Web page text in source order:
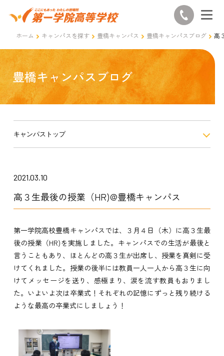
ホーム キャンパスを探す 豊橋キャンパス 豊橋キャンパスブログ 高
豊橋キャンパスブログ
キャンパストップ
2021.03.10
高３生最後の授業（HR)@豊橋キャンパス
第一学院高校豊橋キャンパスでは、３月４日（木）に高３生最
後の授業（HR)を実施しました。キャンパスでの生活が最後と
言うこともあり、ほとんどの高３生が出席し、授業を真剣に受
けてくれました。授業の後半には教員一人一人から高３生に向
けてメッセージを送り、感極まり、涙を流す教員もおりまし
た。いよいよ次は卒業式！それぞれの記憶にずっと残り続ける
ような最高の卒業式にしましょう！